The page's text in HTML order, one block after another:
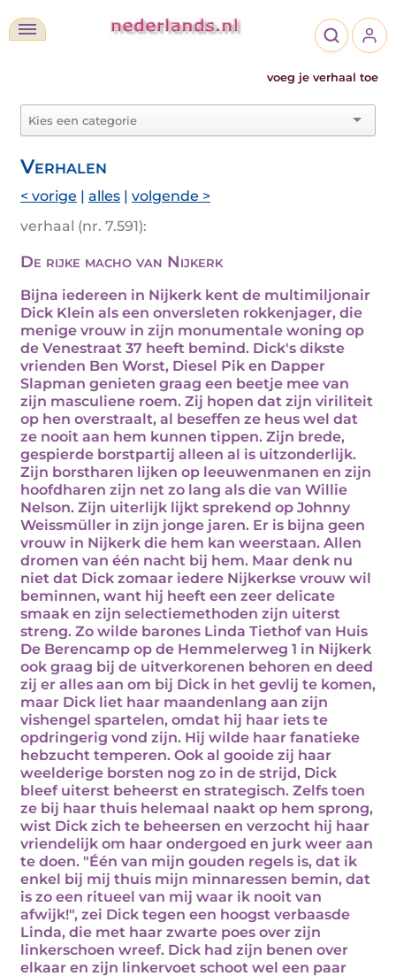
voeg je verhaal toe
Verhalen
< vorige | alles | volgende >
verhaal (nr. 7.591):
De rijke macho van Nijkerk
Bijna iedereen in Nijkerk kent de multimiljonair
Dick Klein als een onversleten rokkenjager, die
menige vrouw in zijn monumentale woning op
de Venestraat 37 heeft bemind. Dick's dikste
vrienden Ben Worst, Diesel Pik en Dapper
Slapman genieten graag een beetje mee van
zijn masculiene roem. Zij hopen dat zijn viriliteit
op hen overstraalt, al beseffen ze heus wel dat
ze nooit aan hem kunnen tippen. Zijn brede,
gespierde borstpartij alleen al is uitzonderlijk.
Zijn borstharen lijken op leeuwenmanen en zijn
hoofdharen zijn net zo lang als die van Willie
Nelson. Zijn uiterlijk lijkt sprekend op Johnny
Weissmüller in zijn jonge jaren. Er is bijna geen
vrouw in Nijkerk die hem kan weerstaan. Allen
dromen van één nacht bij hem. Maar denk nu
niet dat Dick zomaar iedere Nijkerkse vrouw wil
beminnen, want hij heeft een zeer delicate
smaak en zijn selectiemethoden zijn uiterst
streng. Zo wilde barones Linda Tiethof van Huis
De Berencamp op de Hemmelerweg 1 in Nijkerk
ook graag bij de uitverkorenen behoren en deed
zij er alles aan om bij Dick in het gevlij te komen,
maar Dick liet haar maandenlang aan zijn
vishengel spartelen, omdat hij haar iets te
opdringerig vond zijn. Hij wilde haar fanatieke
hebzucht temperen. Ook al gooide zij haar
weelderige borsten nog zo in de strijd, Dick
bleef uiterst beheerst en strategisch. Zelfs toen
ze bij haar thuis helemaal naakt op hem sprong,
wist Dick zich te beheersen en verzocht hij haar
vriendelijk om haar ondergoed en jurk weer aan
te doen. "Één van mijn gouden regels is, dat ik
enkel bij mij thuis mijn minnaressen bemin, dat
is zo een ritueel van mij waar ik nooit van
afwijk!", zei Dick tegen een hoogst verbaasde
Linda, die met haar zwarte poes over zijn
linkerschoen wreef. Dick had zijn benen over
elkaar en zijn linkervoet schoot wel een paar